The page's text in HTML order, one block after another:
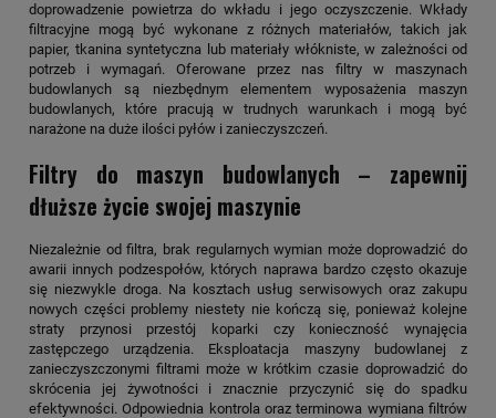
doprowadzenie powietrza do wkładu i jego oczyszczenie. Wkłady
filtracyjne mogą być wykonane z różnych materiałów, takich jak
papier, tkanina syntetyczna lub materiały włókniste, w zależności od
potrzeb i wymagań. Oferowane przez nas filtry w maszynach
budowlanych są niezbędnym elementem wyposażenia maszyn
budowlanych, które pracują w trudnych warunkach i mogą być
narażone na duże ilości pyłów i zanieczyszczeń.
Filtry do maszyn budowlanych – zapewnij
dłuższe życie swojej maszynie
Niezależnie od filtra, brak regularnych wymian może doprowadzić do
awarii innych podzespołów, których naprawa bardzo często okazuje
się niezwykle droga. Na kosztach usług serwisowych oraz zakupu
nowych części problemy niestety nie kończą się, ponieważ kolejne
straty przynosi przestój koparki czy konieczność wynajęcia
zastępczego urządzenia. Eksploatacja maszyny budowlanej z
zanieczyszczonymi filtrami może w krótkim czasie doprowadzić do
skrócenia jej żywotności i znacznie przyczynić się do spadku
efektywności. Odpowiednia kontrola oraz terminowa wymiana filtrów